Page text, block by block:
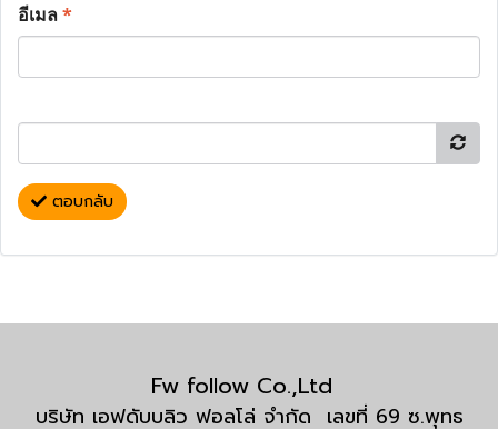
อีเมล*
ตอบกลับ
Fw follow Co.,Ltd
บริษัท เอฟดับบลิว ฟอลโล่ จำกัด เลขที่ 69 ซ.พุทธ